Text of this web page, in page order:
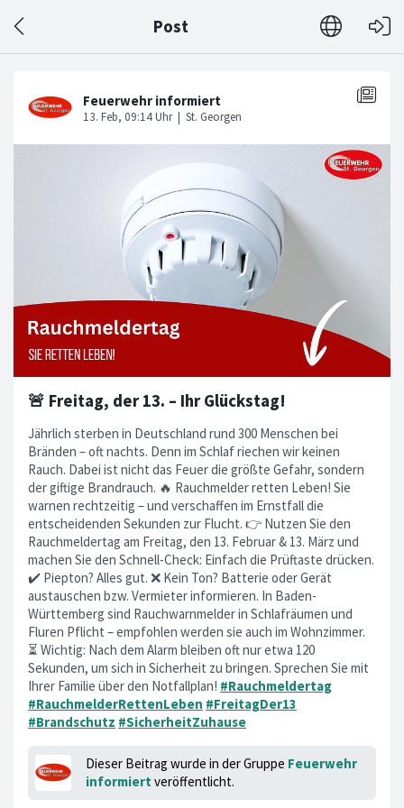
Post
🚨 Freitag, der 13. – Ihr Glückstag!
Jährlich sterben in Deutschland rund 300 Menschen bei
Bränden – oft nachts. Denn im Schlaf riechen wir keinen
Rauch. Dabei ist nicht das Feuer die größte Gefahr, sondern
der giftige Brandrauch. 🔥 Rauchmelder retten Leben! Sie
warnen rechtzeitig – und verschaffen im Ernstfall die
entscheidenden Sekunden zur Flucht. 👉 Nutzen Sie den
Rauchmeldertag am Freitag, den 13. Februar & 13. März und
machen Sie den Schnell-Check: Einfach die Prüftaste drücken.
✔️ Piepton? Alles gut. ❌ Kein Ton? Batterie oder Gerät
austauschen bzw. Vermieter informieren. In Baden-
Württemberg sind Rauchwarnmelder in Schlafräumen und
Fluren Pflicht – empfohlen werden sie auch im Wohnzimmer.
⏳ Wichtig: Nach dem Alarm bleiben oft nur etwa 120
Sekunden, um sich in Sicherheit zu bringen. Sprechen Sie mit
Ihrer Familie über den Notfallplan! #Rauchmeldertag
#RauchmelderRettenLeben #FreitagDer13
#Brandschutz #SicherheitZuhause
Dieser Beitrag wurde in der Gruppe Feuerwehr
informiert veröffentlicht.